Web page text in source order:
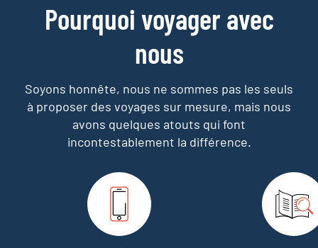
Pourquoi voyager avec
nous
Soyons honnête, nous ne sommes pas les seuls
à proposer des voyages sur mesure, mais nous
avons quelques atouts qui font
incontestablement la différence.